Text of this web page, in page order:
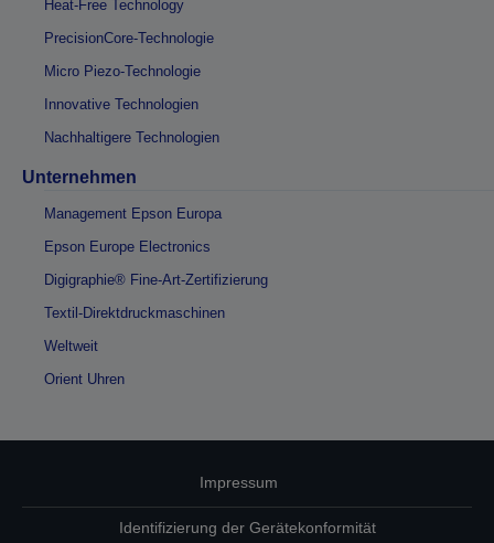
Heat-Free Technology
PrecisionCore-Technologie
Micro Piezo-Technologie
Innovative Technologien
Nachhaltigere Technologien
Unternehmen
Management Epson Europa
Epson Europe Electronics
Digigraphie® Fine-Art-Zertifizierung
Textil-Direktdruckmaschinen
Weltweit
Orient Uhren
Impressum
Identifizierung der Gerätekonformität